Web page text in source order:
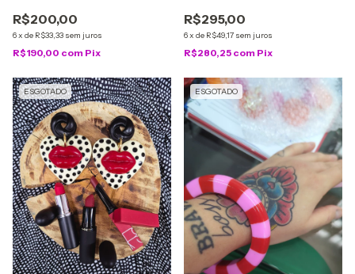
R$200,00
6x de R$33,33 sem juros
R$190,00 com Pix
R$295,00
6x de R$49,17 sem juros
R$280,25 com Pix
ESGOTADO ESGOTADO